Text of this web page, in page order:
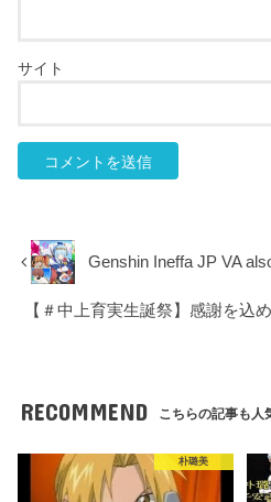
サイト
Genshin Ineffa JP VA
【＃中上育実生誕祭】感謝を込
RECOMMEND こちらの記事も人
朴璐美